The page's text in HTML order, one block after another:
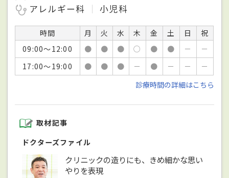
アレルギー科
小児科
時間 月 火 水 木 金 土 日
祝
09:00～12:00
● ● ● ○ ● ● －
－
17:00～19:00
● ● ● － ● － －
－
診療時間の詳細はこちら
取材記事
ドクターズファイル
クリニックの造りにも、きめ細かな思い
やりを表現